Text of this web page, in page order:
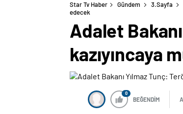
Star Tv Haber Gündem 3.Sayfa
edecek
Adalet
kazıyıncaya
0
BEĞENDİM